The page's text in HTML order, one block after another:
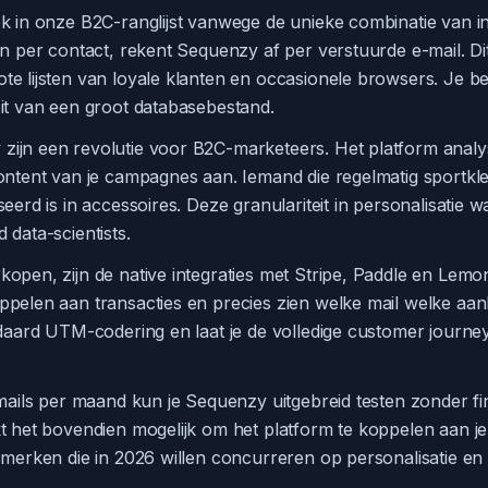
in onze B2C-ranglijst vanwege de unieke combinatie van
per contact, rekent Sequenzy af per verstuurde e-mail.
lijsten van loyale klanten en occasionele browsers. Je
van een groot databasebestand.
een revolutie voor B2C-marketeers. Het platform
van je campagnes aan. Iemand die regelmatig
is in accessoires. Deze granulariteit in personalisatie
data-scientists.
zijn de native integraties met Stripe, Paddle en
aan transacties en precies zien welke mail welke
UTM-codering en laat je de volledige customer
per maand kun je Sequenzy uitgebreid testen zonder
het bovendien mogelijk om het platform te koppelen aan
die in 2026 willen concurreren op personalisatie